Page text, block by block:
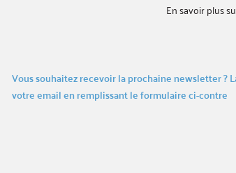
En savoir plus
Vous souhaitez recevoir la prochaine newsletter ?
votre email en remplissant le formulaire ci-contre